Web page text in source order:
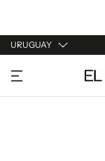
URUGUAY
URUGUAY
ARGENTINA